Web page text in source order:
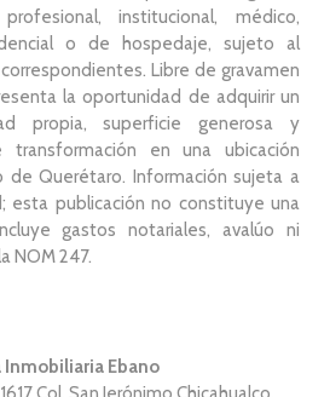
institucional, médico,
o de hospedaje, sujeto al
Libre de gravamen
la oportunidad de adquirir un
propia, superficie generosa y
transformación en una ubicación
de Querétaro. Información sujeta a
esta publicación no constituye una
gastos notariales, avalúo ni
NOM 247.
Inmobiliaria Ebano